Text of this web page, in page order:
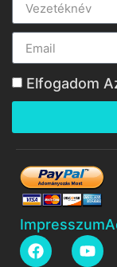
Elfogadom
Impresszum